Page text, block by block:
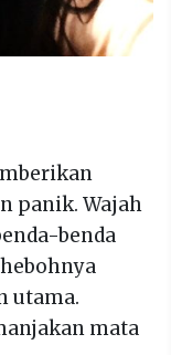
panik. Wajah
benda
utama.
mata